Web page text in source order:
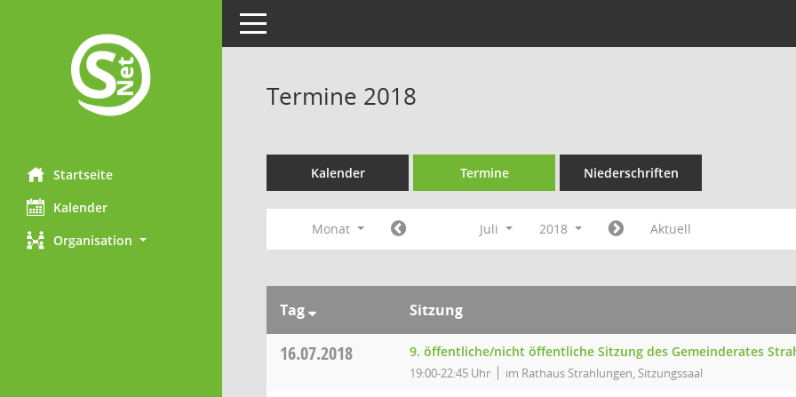
Startseite
Kalender
Organisation
Toggle navigation
Termine 2018
Kalender Termine Niederschriften
Monat Juli 2018 Aktuell
Tag Sitzung
16.07.2018 9. öffentliche/nicht öffentliche Sitzung des Gemeinderates
19:00-22:45 Uhr im Rathaus Strahlungen, Sitzungssaal